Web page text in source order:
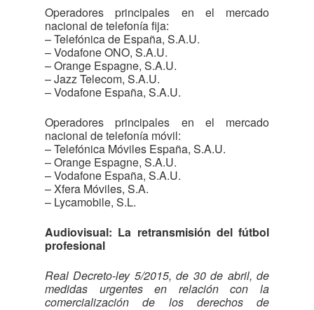
Operadores principales en el mercado
nacional de telefonía fija:
– Telefónica de España, S.A.U.
– Vodafone ONO, S.A.U.
– Orange Espagne, S.A.U.
– Jazz Telecom, S.A.U.
– Vodafone España, S.A.U.
Operadores principales en el mercado
nacional de telefonía móvil:
– Telefónica Móviles España, S.A.U.
– Orange Espagne, S.A.U.
– Vodafone España, S.A.U.
– Xfera Móviles, S.A.
– Lycamobile, S.L.
Audiovisual: La retransmisión del fútbol
profesional
Real Decreto-ley 5/2015, de 30 de abril, de
medidas urgentes en relación con la
comercialización de los derechos de